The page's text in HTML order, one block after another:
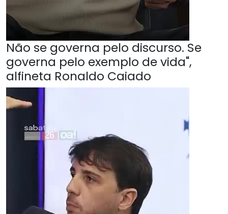
Não se governa pelo discurso. Se
governa pelo exemplo de vida",
alfineta Ronaldo Caiado